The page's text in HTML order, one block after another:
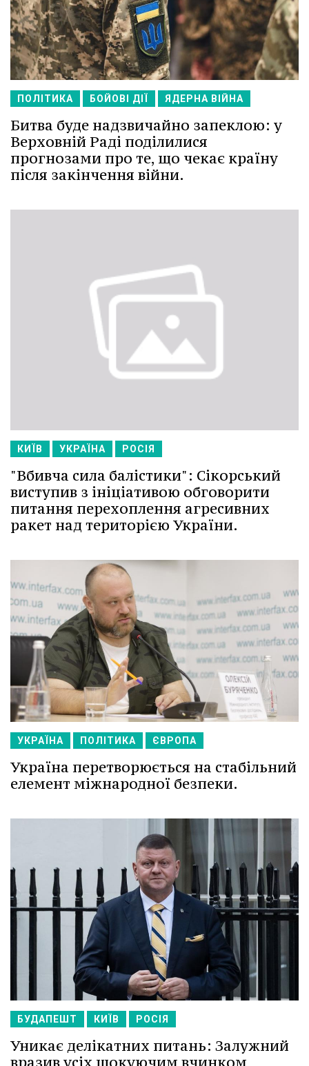
ПОЛІТИКА БОЙОВІ ДІЇ ЯДЕРНА ВІЙНА
Битва буде надзвичайно запеклою: у
Верховній Раді поділилися
прогнозами про те, що чекає країну
після закінчення війни.
КИЇВ УКРАЇНА РОСІЯ
"Вбивча сила балістики": Сікорський
виступив з ініціативою обговорити
питання перехоплення агресивних
ракет над територією України.
УКРАЇНА ПОЛІТИКА ЄВРОПА
Україна перетворюється на стабільний
елемент міжнародної безпеки.
БУДАПЕШТ КИЇВ РОСІЯ
Уникає делікатних питань: Залужний
вразив усіх шокуючим вчинком